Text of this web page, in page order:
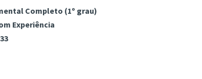
Completo (1º grau)
Experiência